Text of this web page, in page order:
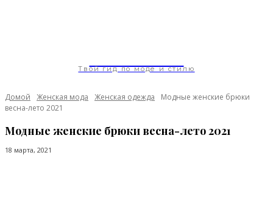
Твой гид по моде и стилю
Домой Женская мода Женская одежда
Модные женские брюки
весна-лето 2021
Модные женские брюки весна-лето 2021
18 марта, 2021